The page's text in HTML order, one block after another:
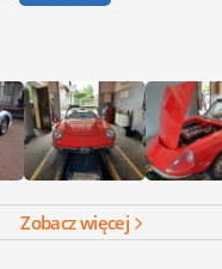
Zobacz więcej